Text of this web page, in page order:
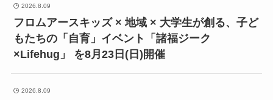
2026.8.09
フロムアースキッズ × 地域 × 大学生が創る、子ど
もたちの「自育」イベント「諸福ジーク
×Lifehug」 を8月23日(日)開催
2026.8.09